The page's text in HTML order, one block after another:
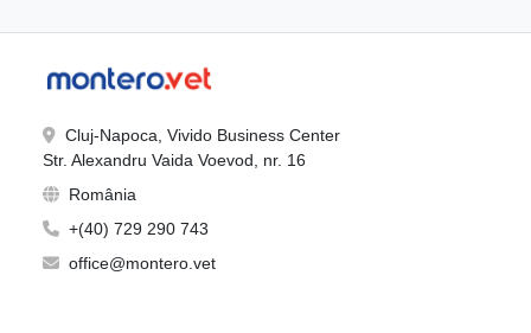
Cluj-Napoca, Vivido Business Center
Str. Alexandru Vaida Voevod, nr. 16
România
+(40) 729 290 743
office@montero.vet